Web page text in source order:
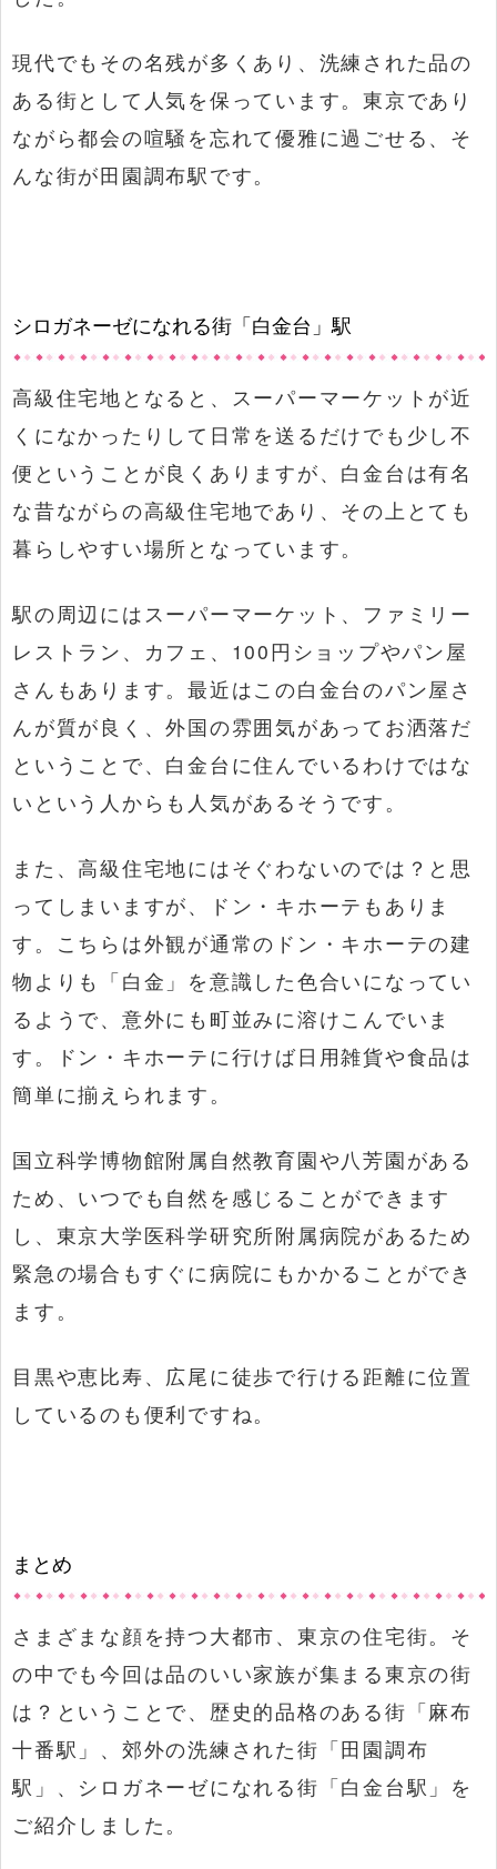
現代でもその名残が多くあり、洗練された品の
ある街として人気を保っています。東京であり
ながら都会の喧騒を忘れて優雅に過ごせる、そ
んな街が田園調布駅です。
シロガネーゼになれる街「白金台」駅
高級住宅地となると、スーパーマーケットが近
くになかったりして日常を送るだけでも少し不
便ということが良くありますが、白金台は有名
な昔ながらの高級住宅地であり、その上とても
暮らしやすい場所となっています。
駅の周辺にはスーパーマーケット、ファミリー
レストラン、カフェ、100円ショップやパン屋
さんもあります。最近はこの白金台のパン屋さ
んが質が良く、外国の雰囲気があってお洒落だ
ということで、白金台に住んでいるわけではな
いという人からも人気があるそうです。
また、高級住宅地にはそぐわないのでは？と思
ってしまいますが、ドン・キホーテもありま
す。こちらは外観が通常のドン・キホーテの建
物よりも「白金」を意識した色合いになってい
るようで、意外にも町並みに溶けこんでいま
す。ドン・キホーテに行けば日用雑貨や食品は
簡単に揃えられます。
国立科学博物館附属自然教育園や八芳園がある
ため、いつでも自然を感じることができます
し、東京大学医科学研究所附属病院があるため
緊急の場合もすぐに病院にもかかることができ
ます。
目黒や恵比寿、広尾に徒歩で行ける距離に位置
しているのも便利ですね。
まとめ
さまざまな顔を持つ大都市、東京の住宅街。そ
の中でも今回は品のいい家族が集まる東京の街
は？ということで、歴史的品格のある街「麻布
十番駅」、郊外の洗練された街「田園調布
駅」、シロガネーゼになれる街「白金台駅」を
ご紹介しました。